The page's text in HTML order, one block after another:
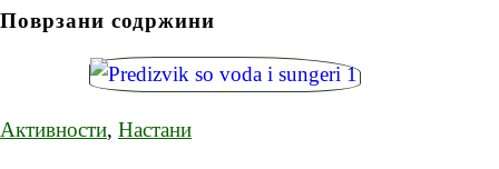
Поврзани содржини
Активности, Настани